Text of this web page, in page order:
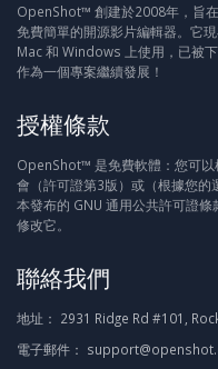
OpenShot™ 創建於2008年，旨
免費簡單的開源影片編輯器。它
Mac 和 Windows 上使用，已被
作為一個專案繼續發展！
授權條款
OpenShot™ 是免費軟體：您可以
會（許可證第3版）或（根據您的
本發布的 GNU 通用公共許可證條
修改它。
聯絡我們
地址： 2931 Ridge Rd #101,
電子郵件：